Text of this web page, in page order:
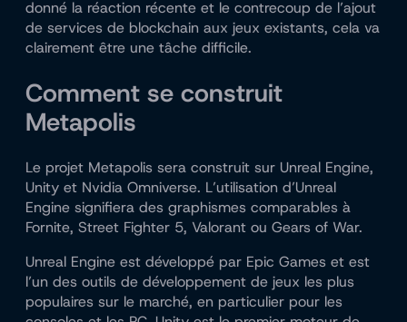
donné la réaction récente et le contrecoup de l’ajout
de services de blockchain aux jeux existants, cela va
clairement être une tâche difficile.
Comment se construit
Metapolis
Le projet Metapolis sera construit sur Unreal Engine,
Unity et Nvidia Omniverse. L’utilisation d’Unreal
Engine signifiera des graphismes comparables à
Fornite, Street Fighter 5, Valorant ou Gears of War.
Unreal Engine est développé par Epic Games et est
l’un des outils de développement de jeux les plus
populaires sur le marché, en particulier pour les